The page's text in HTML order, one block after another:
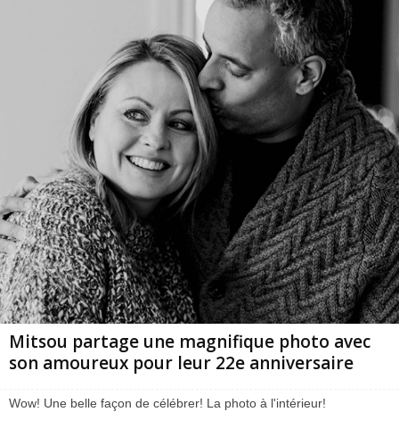
Mitsou partage une magnifique photo avec
son amoureux pour leur 22e anniversaire
Wow! Une belle façon de célébrer! La photo à l'intérieur!